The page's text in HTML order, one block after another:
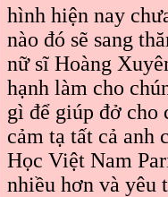
hình hiện nay
nào đó sẽ sang
nữ sĩ Hoàng
hạnh làm cho
gì để giúp đở cho
cảm tạ tất cả anh
Học Việt Nam
nhiều hơn và yêu